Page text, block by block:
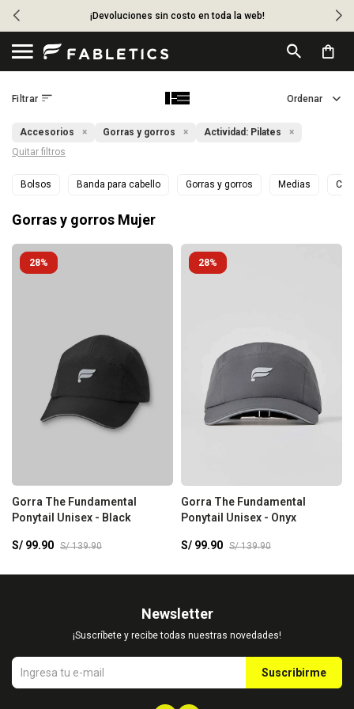
¡Devoluciones sin costo en toda la web!

Accesorios Gorras y gorros Actividad: Pilates
Quitar filtros
Bolsos Banda para cabello Gorras y gorros Medias
Gorras y gorros Mujer
28
Gorra The Fundamental
Ponytail Unisex - Black
S/ 99.90 S/ 139.90
28
Gorra The Fundamental
Ponytail Unisex - Onyx
S/ 99.90 S/ 139.90
Newsletter
¡Suscríbete y recibe todas nuestras novedades!
Suscribirme